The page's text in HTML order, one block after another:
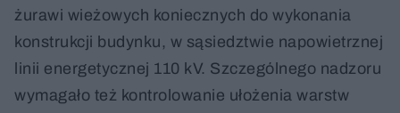
żurawi wieżowych koniecznych do wykonania
konstrukcji budynku, w sąsiedztwie napowietrznej
linii energetycznej 110 kV. Szczególnego nadzoru
wymagało też kontrolowanie ułożenia warstw